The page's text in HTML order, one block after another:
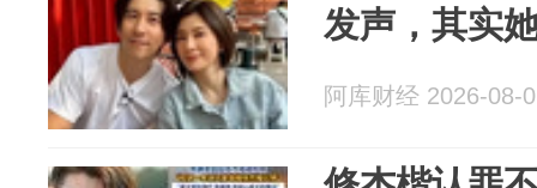
发声，其实
阿库财经 2026-08-